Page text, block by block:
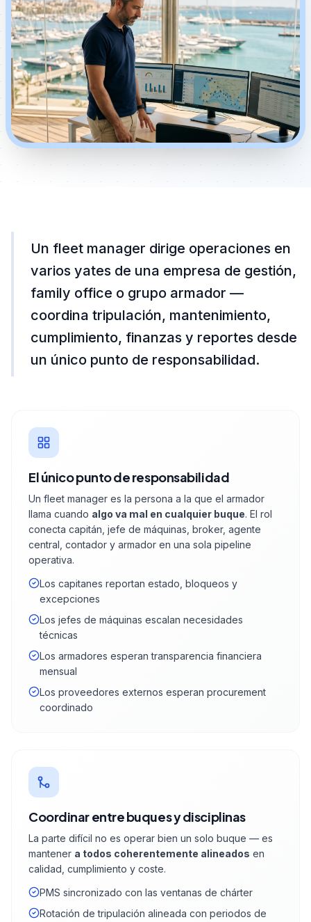
Un fleet manager dirige operaciones en
varios yates de una empresa de gestión,
family office o grupo armador —
coordina tripulación, mantenimiento,
cumplimiento, finanzas y reportes desde
un único punto de responsabilidad.
El único punto de responsabilidad
Un fleet manager es la persona a la que el armador
llama cuando algo va mal en cualquier buque. El rol
conecta capitán, jefe de máquinas, broker, agente
central, contador y armador en una sola pipeline
operativa.
Los capitanes reportan estado, bloqueos y
excepciones
Los jefes de máquinas escalan necesidades
técnicas
Los armadores esperan transparencia financiera
mensual
Los proveedores externos esperan procurement
coordinado
Coordinar entre buques y disciplinas
La parte difícil no es operar bien un solo buque — es
mantener a todos coherentemente alineados en
calidad, cumplimiento y coste.
PMS sincronizado con las ventanas de chárter
Rotación de tripulación alineada con periodos de